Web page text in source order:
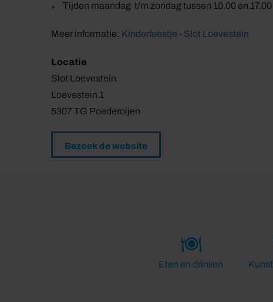
Tijden maandag t/m zondag tussen 10.00 en 17.00
Meer informatie: Kinderfeestje - Slot Loevestein
Locatie
Slot Loevestein
Loevestein 1
5307 TG Poederoijen
Bezoek de website
Eten en drinken